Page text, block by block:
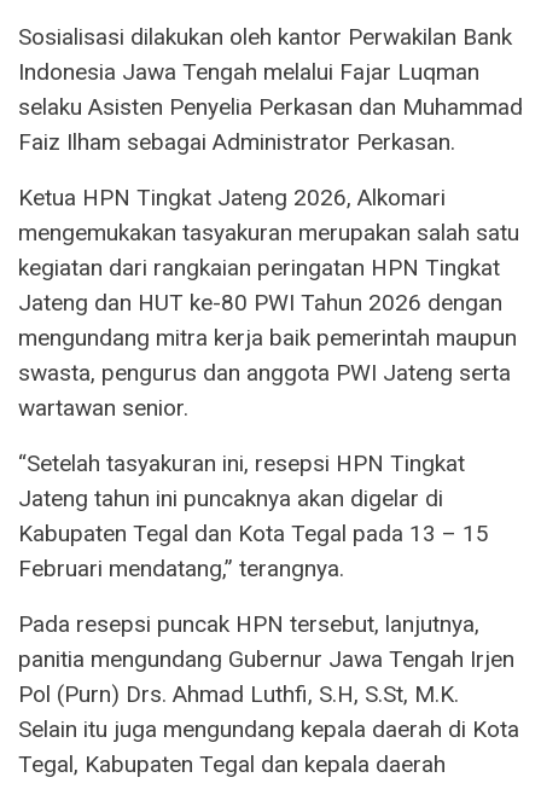
Sosialisasi dilakukan oleh kantor Perwakilan Bank
Indonesia Jawa Tengah melalui Fajar Luqman
selaku Asisten Penyelia Perkasan dan Muhammad
Faiz Ilham sebagai Administrator Perkasan.
Ketua HPN Tingkat Jateng 2026, Alkomari
mengemukakan tasyakuran merupakan salah satu
kegiatan dari rangkaian peringatan HPN Tingkat
Jateng dan HUT ke-80 PWI Tahun 2026 dengan
mengundang mitra kerja baik pemerintah maupun
swasta, pengurus dan anggota PWI Jateng serta
wartawan senior.
“Setelah tasyakuran ini, resepsi HPN Tingkat
Jateng tahun ini puncaknya akan digelar di
Kabupaten Tegal dan Kota Tegal pada 13 – 15
Februari mendatang,” terangnya.
Pada resepsi puncak HPN tersebut, lanjutnya,
panitia mengundang Gubernur Jawa Tengah Irjen
Pol (Purn) Drs. Ahmad Luthfi, S.H, S.St, M.K.
Selain itu juga mengundang kepala daerah di Kota
Tegal, Kabupaten Tegal dan kepala daerah